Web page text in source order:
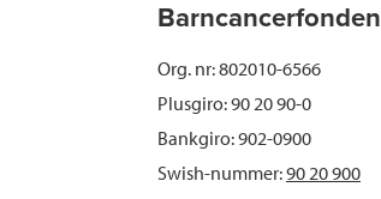
Barncancerfonden
Org. nr: 802010-6566
Plusgiro: 90 20 90-0
Bankgiro: 902-0900
Swish-nummer:90 20 900